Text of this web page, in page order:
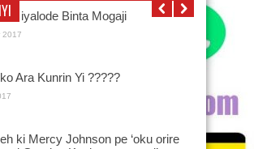
àti iyalode Binta Mogaji
2017
Ara Kunrin Yi ?????
ki Mercy Johnson pe ‘oku orire